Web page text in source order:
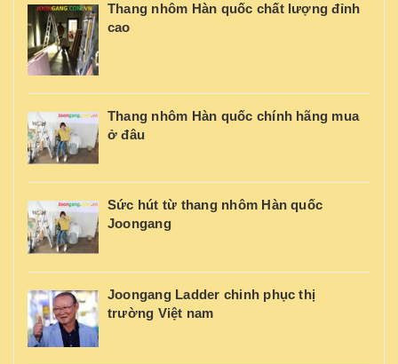
Thang nhôm Hàn quốc chất lượng đỉnh
cao
Thang nhôm Hàn quốc chính hãng mua
ở đâu
Sức hút từ thang nhôm Hàn quốc
Joongang
Joongang Ladder chinh phục thị
trường Việt nam